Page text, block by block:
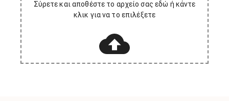
Σύρετε και αποθέστε το αρχείο σας εδώ ή κάντε
κλικ για να το επιλέξετε